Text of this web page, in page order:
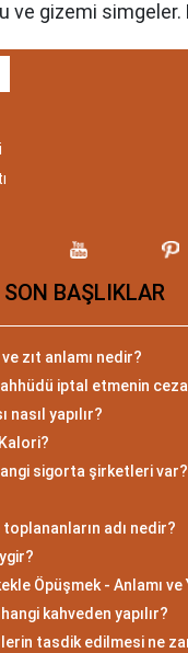
ve gizemi simgeler.
Ayrıca, hangi
Kararlı
23 Ekim ile 21
ifade eder.
genellikle
sahiptir. Akrep
kararlılık, cesaret
hedeflerine ulaşmak
bireylerdir. Aynı
gözlem
Erkeği
Güçlü ve
BAŞLIKLAR
zıt anlamı nedir?
iptal etmenin
nasıl yapılır?
sigorta şirketleri var?
adı nedir?
Öpüşmek - Anlamı ve
kahveden yapılır?
tasdik edilmesi ne